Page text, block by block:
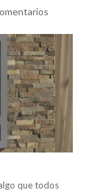
que todos